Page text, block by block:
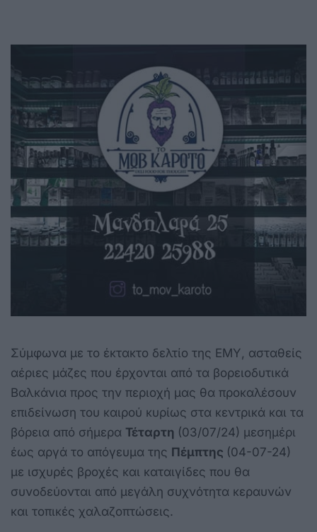
Σύμφωνα με το έκτακτο δελτίο της ΕΜΥ, ασταθείς
αέριες μάζες που έρχονται από τα βορειοδυτικά
Βαλκάνια προς την περιοχή μας θα προκαλέσουν
επιδείνωση του καιρού κυρίως στα κεντρικά και τα
βόρεια από σήμερα Τέταρτη (03/07/24) μεσημέρι
έως αργά το απόγευμα της Πέμπτης (04-07-24)
με ισχυρές βροχές και καταιγίδες που θα
συνοδεύονται από μεγάλη συχνότητα κεραυνών
και τοπικές χαλαζοπτώσεις.